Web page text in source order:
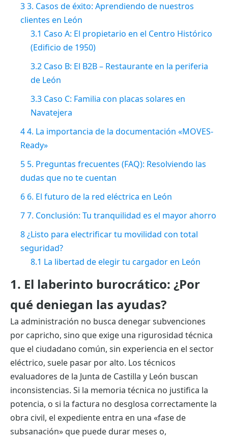
33. Casos de éxito: Aprendiendo de nuestros
clientes en León
3.1 Caso A: El propietario en el Centro Histórico
(Edificio de 1950)
3.2 Caso B: El B2B – Restaurante en la periferia
de León
3.3 Caso C: Familia con placas solares en
Navatejera
44. La importancia de la documentación «MOVES-
Ready»
5 5. Preguntas frecuentes (FAQ): Resolviendo las
dudas que no te cuentan
6 6. El futuro de la red eléctrica en León
77. Conclusión: Tu tranquilidad es el mayor ahorro
8¿Listo para electrificar tu movilidad con total
seguridad?
8.1 La libertad de elegir tu cargador en León
1. El laberinto burocrático: ¿Por
qué deniegan las ayudas?
La administración no busca denegar subvenciones
por capricho, sino que exige una rigurosidad técnica
que el ciudadano común, sin experiencia en el sector
eléctrico, suele pasar por alto. Los técnicos
evaluadores de la Junta de Castilla y León buscan
inconsistencias. Si la memoria técnica no justifica la
potencia, o si la factura no desglosa correctamente la
obra civil, el expediente entra en una «fase de
subsanación» que puede durar meses o,